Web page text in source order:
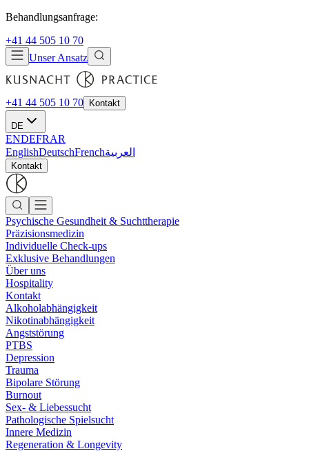
Behandlungsanfrage:
+41 44 505 10 70
Unser Ansatz
+41 44 505 10 70 Kontakt
DE
ENDEFRAR
EnglishDeutschFrenchالعربية
Kontakt
Psychische Gesundheit & Suchttherapie
Präzisionsmedizin
Individuelle Check-ups
Exklusive Behandlungen
Über uns
Hospitality
Kontakt
Alkoholabhängigkeit
Nikotinabhängigkeit
Angststörung
PTBS
Depression
Trauma
Bipolare Störung
Burnout
Sex- & Liebessucht
Pathologische Spielsucht
Innere Medizin
Regeneration & Longevity